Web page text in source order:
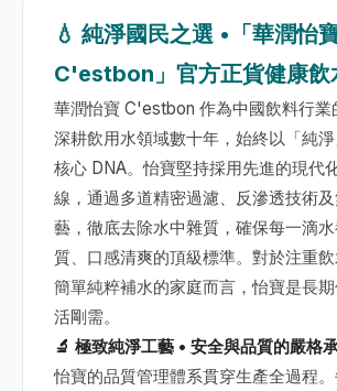
💧 純淨國民之選 •「華潤怡
C'estbon」官方正貨健康飲
華潤怡寶 C'estbon 作為中國飲料行業
深耕飲用水領域數十年，始終以「純
核心 DNA。怡寶堅持採用先進的現代
線，通過多道精密過濾、反滲透技術
藝，徹底去除水中雜質，確保每一滴
質、口感清爽的頂級標準。對於注重
簡單純粹補水的家庭而言，怡寶是長
活剛需。
🔬 極致純淨工藝 • 安全與品質的嚴格
怡寶的品質管理體系貫穿生產全過程